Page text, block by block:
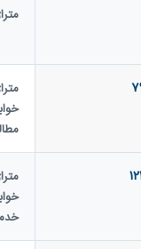
تا ۷۹
تا ۱۲۱